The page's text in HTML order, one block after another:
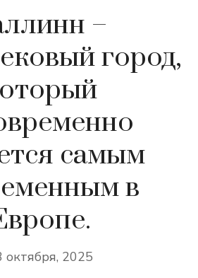
–
город,
самым
в
октября, 2025